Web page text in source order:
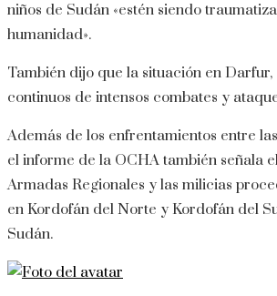
niños de Sudán «estén siendo
humanidad».
También dijo que la situación en
continuos de intensos combates y
Además de los enfrentamientos entre
el informe de la OCHA también señala
Armadas Regionales y las milicias
en Kordofán del Norte y Kordofán del
Sudán.